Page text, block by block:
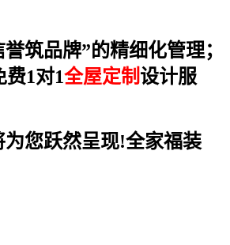
筑品牌”的精细化管理；
费1对1全屋定制 设计服
您跃然呈现!全家福装